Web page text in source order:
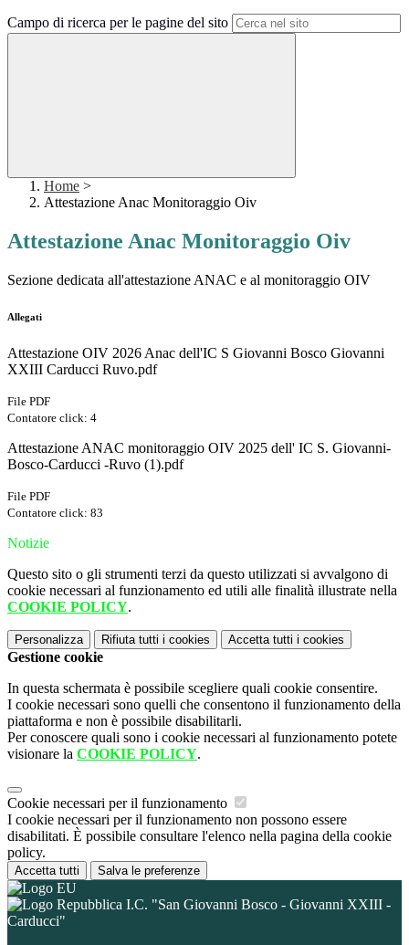
Campo di ricerca per le pagine del sito
Home >
Attestazione Anac Monitoraggio Oiv
Attestazione Anac Monitoraggio Oiv
Sezione dedicata all'attestazione ANAC e al monitoraggio OIV
Allegati
Attestazione OIV 2026 Anac dell'IC S Giovanni Bosco Giovanni
XXIII Carducci Ruvo.pdf
File PDF
Contatore click: 4
Attestazione ANAC monitoraggio OIV 2025 dell' IC S. Giovanni-
Bosco-Carducci -Ruvo (1).pdf
File PDF
Contatore click: 83
Notizie
Questo sito o gli strumenti terzi da questo utilizzati si avvalgono di
cookie necessari al funzionamento ed utili alle finalità illustrate nella
COOKIE POLICY.
Personalizza Rifiuta tutti i cookies Accetta tutti i cookies
Gestione cookie
In questa schermata è possibile scegliere quali cookie consentire.
I cookie necessari sono quelli che consentono il funzionamento della
piattaforma e non è possibile disabilitarli.
Per conoscere quali sono i cookie necessari al funzionamento potete
visionare la COOKIE POLICY.
Cookie necessari per il funzionamento
I cookie necessari per il funzionamento non possono essere
disabilitati. È possibile consultare l'elenco nella pagina della cookie
policy.
Accetta tutti Salva le preferenze
I.C. "San Giovanni Bosco - Giovanni XXIII -
Carducci"